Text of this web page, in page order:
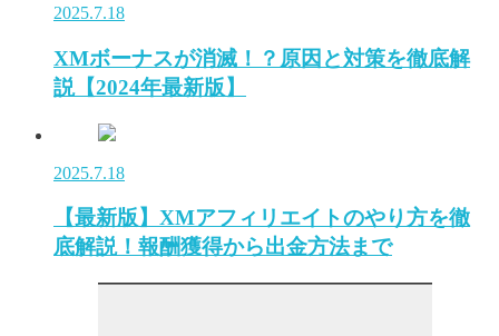
2025.7.18
XMボーナスが消滅！？原因と対策を徹底解
説【2024年最新版】
2025.7.18
【最新版】XMアフィリエイトのやり方を徹
底解説！報酬獲得から出金方法まで